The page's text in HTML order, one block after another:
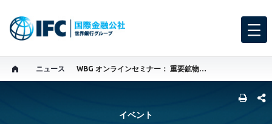
ニュース WBG オンラインセミナー： 重要鉱物市場の動向、政策枠組み、およびサプライチェーンのレジリエンス強化に向けた国際協力
イベント